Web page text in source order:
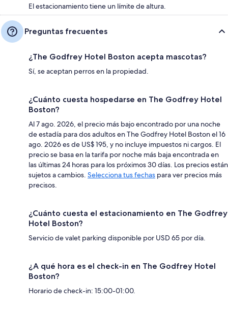
El estacionamiento tiene un límite de altura.
Preguntas frecuentes
¿The Godfrey Hotel Boston acepta mascotas?
Sí, se aceptan perros en la propiedad.
¿Cuánto cuesta hospedarse en The Godfrey Hotel
Boston?
Al 7 ago. 2026, el precio más bajo encontrado por una noche
de estadía para dos adultos en The Godfrey Hotel Boston el 16
ago. 2026 es de US$ 195, y no incluye impuestos ni cargos. El
precio se basa en la tarifa por noche más baja encontrada en
las últimas 24 horas para los próximos 30 días. Los precios están
sujetos a cambios. Selecciona tus fechas para ver precios más
precisos.
¿Cuánto cuesta el estacionamiento en The Godfrey
Hotel Boston?
Servicio de valet parking disponible por USD 65 por día.
¿A qué hora es el check-in en The Godfrey Hotel
Boston?
Horario de check-in: 15:00-01:00.